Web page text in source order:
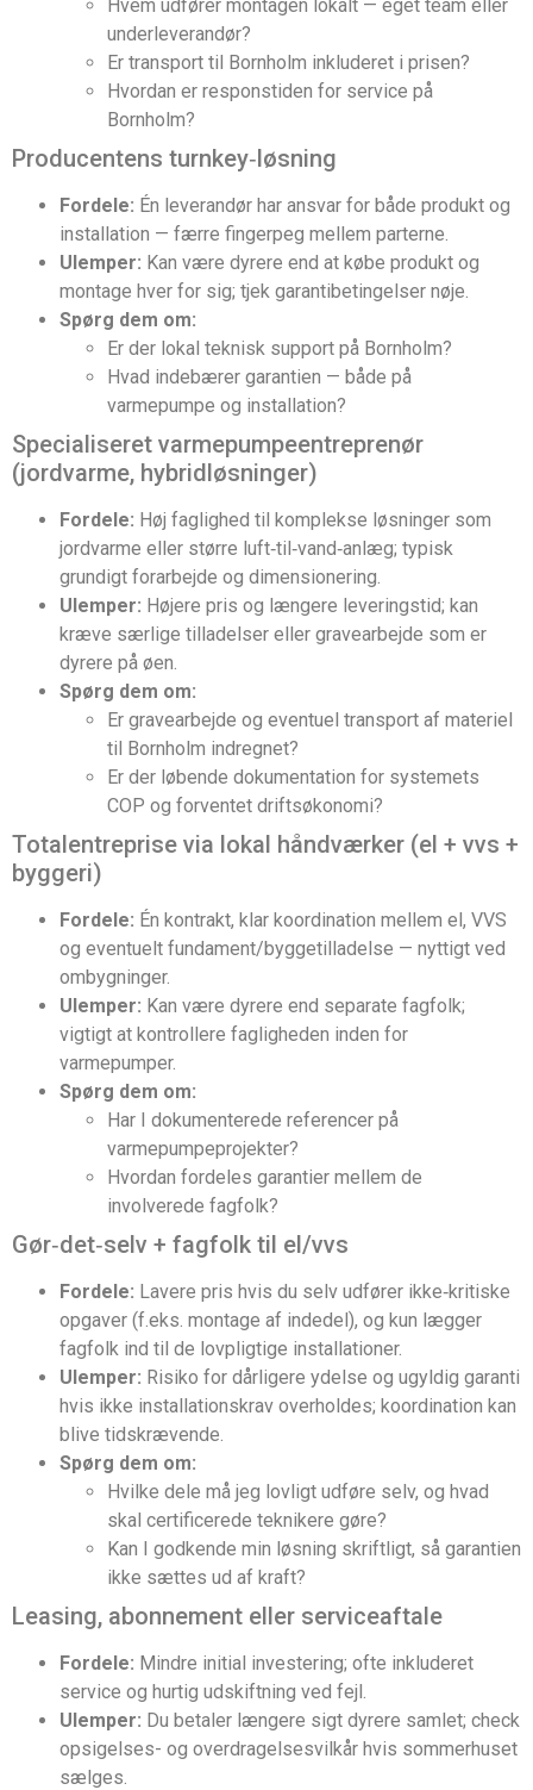
Hvem udfører montagen lokalt — eget team eller
underleverandør?
Er transport til Bornholm inkluderet i prisen?
Hvordan er responstiden for service på
Bornholm?
Producentens turnkey‑løsning
Fordele: Én leverandør har ansvar for både produkt og
installation — færre fingerpeg mellem parterne.
Ulemper: Kan være dyrere end at købe produkt og
montage hver for sig; tjek garantibetingelser nøje.
Spørg dem om:
Er der lokal teknisk support på Bornholm?
Hvad indebærer garantien — både på
varmepumpe og installation?
Specialiseret varmepumpeentreprenør
(jordvarme, hybridløsninger)
Fordele: Høj faglighed til komplekse løsninger som
jordvarme eller større luft‑til‑vand‑anlæg; typisk
grundigt forarbejde og dimensionering.
Ulemper: Højere pris og længere leveringstid; kan
kræve særlige tilladelser eller gravearbejde som er
dyrere på øen.
Spørg dem om:
Er gravearbejde og eventuel transport af materiel
til Bornholm indregnet?
Er der løbende dokumentation for systemets
COP og forventet driftsøkonomi?
Totalentreprise via lokal håndværker (el + vvs +
byggeri)
Fordele: Én kontrakt, klar koordination mellem el, VVS
og eventuelt fundament/byggetilladelse — nyttigt ved
ombygninger.
Ulemper: Kan være dyrere end separate fagfolk;
vigtigt at kontrollere fagligheden inden for
varmepumper.
Spørg dem om:
Har I dokumenterede referencer på
varmepumpeprojekter?
Hvordan fordeles garantier mellem de
involverede fagfolk?
Gør‑det‑selv + fagfolk til el/vvs
Fordele: Lavere pris hvis du selv udfører ikke‑kritiske
opgaver (f.eks. montage af indedel), og kun lægger
fagfolk ind til de lovpligtige installationer.
Ulemper: Risiko for dårligere ydelse og ugyldig garanti
hvis ikke installationskrav overholdes; koordination kan
blive tidskrævende.
Spørg dem om:
Hvilke dele må jeg lovligt udføre selv, og hvad
skal certificerede teknikere gøre?
Kan I godkende min løsning skriftligt, så garantien
ikke sættes ud af kraft?
Leasing, abonnement eller serviceaftale
Fordele: Mindre initial investering; ofte inkluderet
service og hurtig udskiftning ved fejl.
Ulemper: Du betaler længere sigt dyrere samlet; check
opsigelses- og overdragelsesvilkår hvis sommerhuset
sælges.